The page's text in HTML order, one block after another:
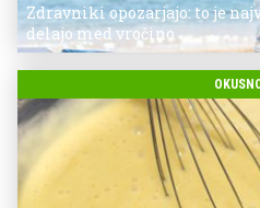
Zdravniki opozarjajo: to je
delajo med vročino